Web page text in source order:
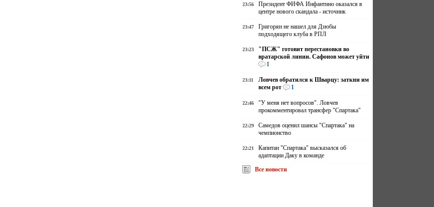
23:56
Президент ФИФА Инфантино оказался в
центре нового скандала - источник
23:47
Григорян не нашел для Дзюбы
подходящего клуба в РПЛ
23:23
"ПСЖ" готовит перестановки во
вратарской линии. Сафонов может уйти
1
23:11
Ловчев обратился к Шварцу: заткни им
всем рот
1
22:46
"У меня нет вопросов". Ловчев
прокомментировал трансфер "Спартака"
22:29
Самедов оценил шансы "Спартака" на
чемпионство
22:21
Капитан "Спартака" высказался об
адаптации Даку в команде
Все новости